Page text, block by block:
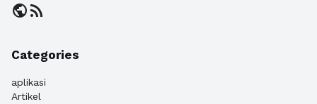
publicrss_feed
Categories
aplikasi
Artikel